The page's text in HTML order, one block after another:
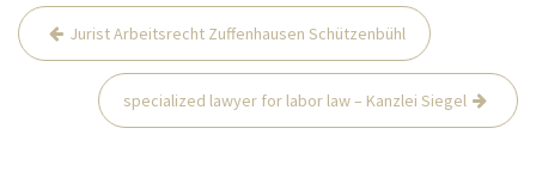
Beitrags-
Navigation
Jurist Arbeitsrecht Zuffenhausen Schützenbühl
specialized lawyer for labor law – Kanzlei Siegel